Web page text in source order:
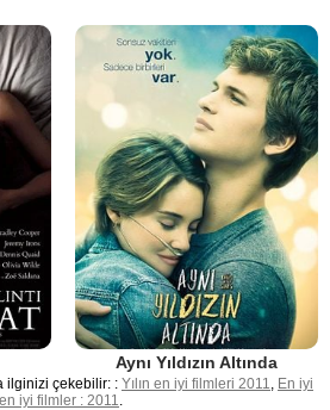
Aynı Yıldızın Altında
ilginizi çekebilir: : Yılın en iyi filmleri 2011
En iyi
iyi filmler : 2011